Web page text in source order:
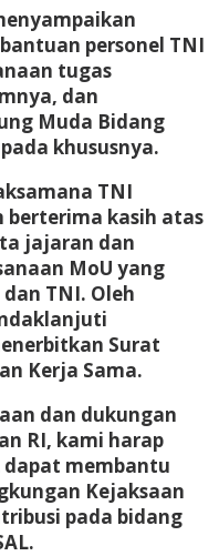
personel TNI
tugas
dan
Muda Bidang
khususnya.
TNI
kasih atas
jajaran dan
MoU yang
TNI. Oleh
Surat
Kerja Sama.
dan dukungan
RI, kami harap
dapat membantu
Kejaksaan
pada bidang